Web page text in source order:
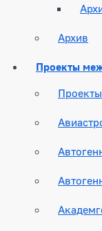
Архив
Проекты